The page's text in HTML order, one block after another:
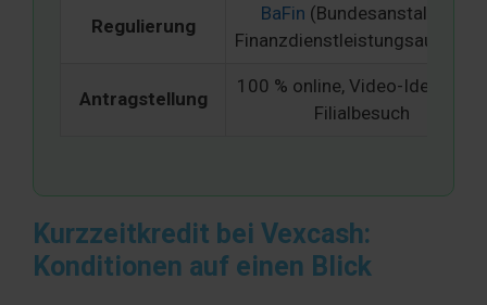
Regulierung
BaFin (Bundesanstalt für
Finanzdienstleistungsaufsicht)
Antragstellung
100 % online, Video-Ident, kein
Filialbesuch
Kurzzeitkredit bei Vexcash:
Konditionen auf einen Blick